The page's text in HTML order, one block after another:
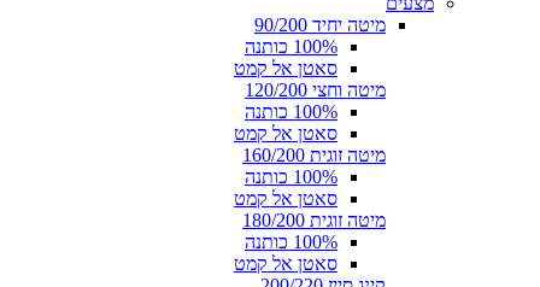
מיטה יחיד 90/200
100% כותנה
סאטן אל קמט
מיטה וחצי 120/200
100% כותנה
סאטן אל קמט
מיטה זוגית 160/200
100% כותנה
סאטן אל קמט
מיטה זוגית 180/200
100% כותנה
סאטן אל קמט